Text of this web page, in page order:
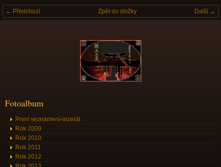
← Předchozí Další →
Zpět do složky
Fotoalbum
První seznámení-inzerát
Rok 2009
Rok 2010
Rok 2011
Rok 2012